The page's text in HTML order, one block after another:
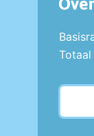
Totaal